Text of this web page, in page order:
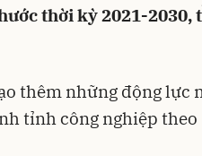
thời kỳ 2021-2030,
thêm những động lực
tỉnh công nghiệp theo